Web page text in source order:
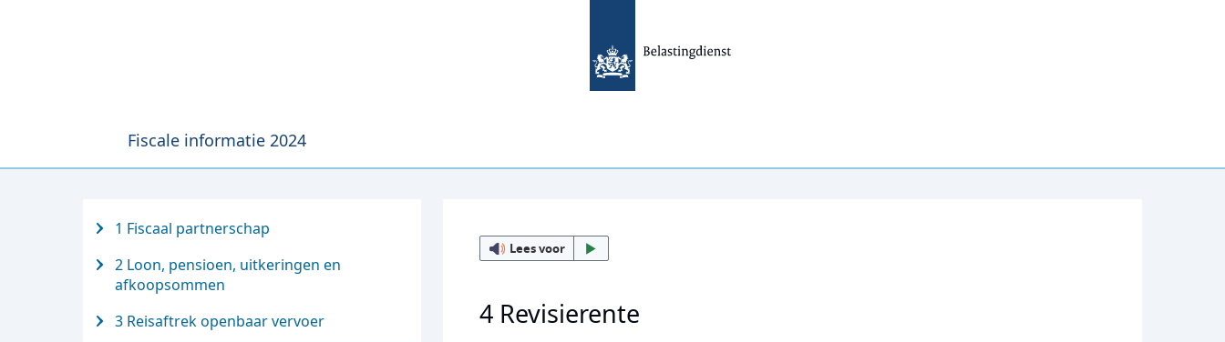
Fiscale informatie 2024
1 Fiscaal partnerschap
2 Loon, pensioen, uitkeringen en
afkoopsommen
3 Reisaftrek openbaar vervoer
Lees voor
4 Revisierente